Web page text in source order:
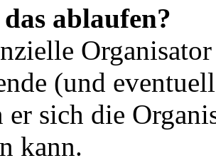
ablaufen?
(und
er sich die
kann.